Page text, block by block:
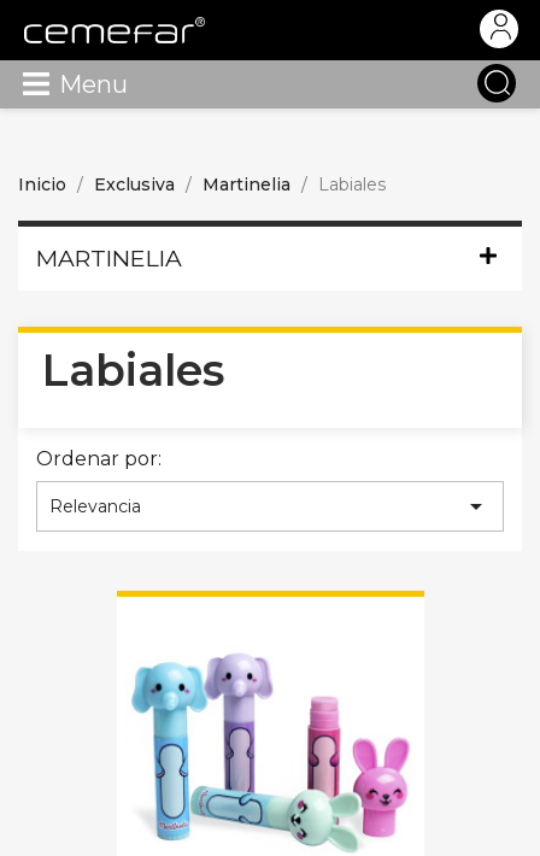
Menu
Inicio Exclusiva Martinelia Labiales
MARTINELIA
Labiales
Ordenar por:
Relevancia 